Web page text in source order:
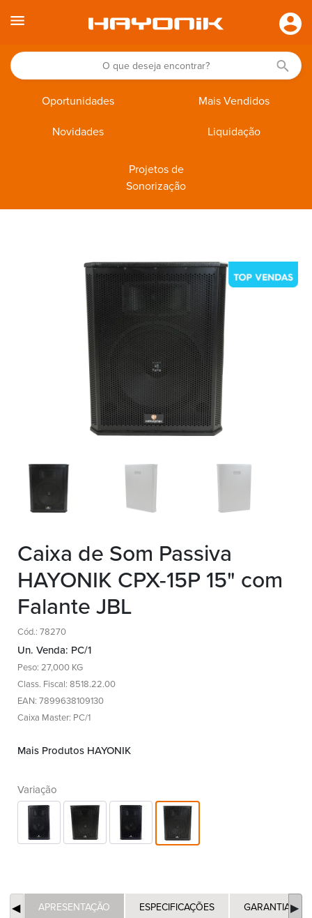
Oportunidades Mais Vendidos
Novidades Liquidação
Projetos de
Sonorização
Caixa de Som Passiva
HAYONIK CPX-15P 15" com
Falante JBL
Cód.: 78270
Un. Venda: PC/1
Peso: 27,000 KG
Class. Fiscal: 8518.22.00
EAN: 7899638109130
Caixa Master: PC/1
Mais Produtos HAYONIK
Variação
APRESENTAÇÃO ESPECIFICAÇÕES GARANTIA